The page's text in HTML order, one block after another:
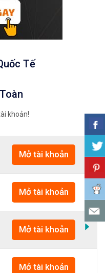
Tế
khoản!
Mở tài khoản
Mở tài khoản
Mở tài khoản
Mở tài khoản